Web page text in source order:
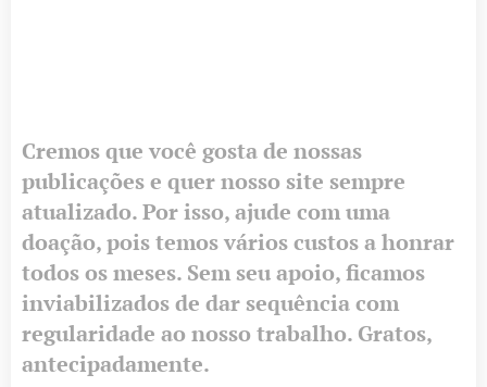
Cremos que você gosta de nossas
publicações e quer nosso site sempre
atualizado. Por isso, ajude com uma
doação, pois temos vários custos a honrar
todos os meses. Sem seu apoio, ficamos
inviabilizados de dar sequência com
regularidade ao nosso trabalho. Gratos,
antecipadamente.